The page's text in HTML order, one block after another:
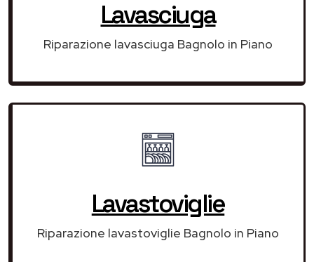
Lavasciuga
Riparazione lavasciuga Bagnolo in Piano
Lavastoviglie
Riparazione lavastoviglie Bagnolo in Piano